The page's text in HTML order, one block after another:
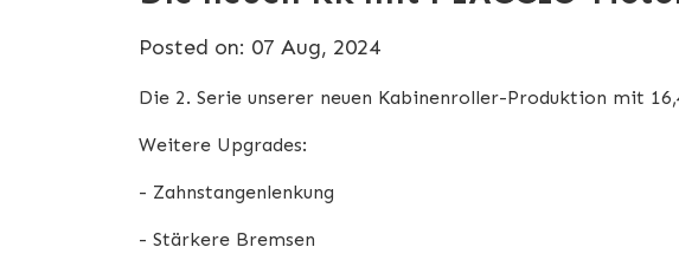
Posted on: 07 Aug, 2024
Die 2. Serie unserer neuen Kabinenroller-Produktion mit
Weitere Upgrades:
- Zahnstangenlenkung
- Stärkere Bremsen